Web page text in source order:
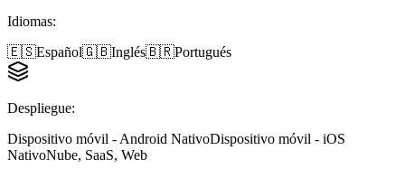
Idiomas:
🇪🇸Español🇬🇧Inglés🇧🇷Portugués
Despliegue:
Dispositivo móvil - Android NativoDispositivo móvil - iOS
NativoNube, SaaS, Web